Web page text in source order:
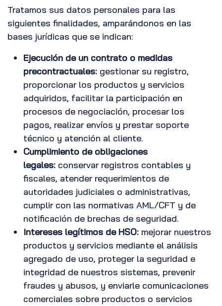
Tratamos sus datos personales para las
siguientes finalidades, amparándonos en las
bases jurídicas que se indican:
Ejecución de un contrato o medidas
precontractuales: gestionar su registro,
proporcionar los productos y servicios
adquiridos, facilitar la participación en
procesos de negociación, procesar los
pagos, realizar envíos y prestar soporte
técnico y atención al cliente.
Cumplimiento de obligaciones
legales: conservar registros contables y
fiscales, atender requerimientos de
autoridades judiciales o administrativas,
cumplir con las normativas AML/CFT y de
notificación de brechas de seguridad.
Intereses legítimos de HSO: mejorar nuestros
productos y servicios mediante el análisis
agregado de uso, proteger la seguridad e
integridad de nuestros sistemas, prevenir
fraudes y abusos, y enviarle comunicaciones
comerciales sobre productos o servicios